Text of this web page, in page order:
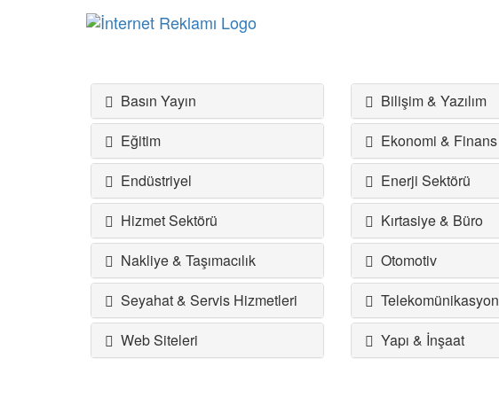
Basın Yayın
Eğitim
Endüstriyel
Hizmet Sektörü
Nakliye & Taşımacılık
Seyahat & Servis Hizmetleri
Web Siteleri
Bilişim & Yazılım
Ekonomi & Finans
Enerji Sektörü
Kırtasiye & Büro
Otomotiv
Telekomünikasyon
Yapı & İnşaat